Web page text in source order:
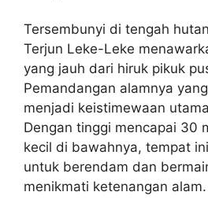
Tersembunyi di tengah
Terjun Leke-Leke
yang jauh dari hiruk pikuk
Pemandangan alamnya
menjadi keistimewaan
Dengan tinggi mencapai 30
kecil di bawahnya, tempat
untuk berendam dan
menikmati ketenangan alam.